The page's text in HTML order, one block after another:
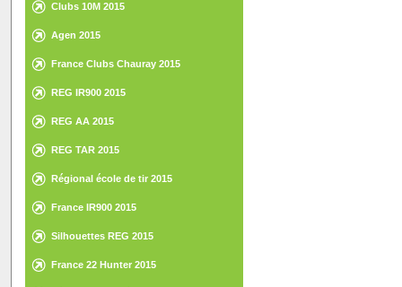
Clubs 10M 2015
Agen 2015
France Clubs Chauray 2015
REG IR900 2015
REG AA 2015
REG TAR 2015
Régional école de tir 2015
France IR900 2015
Silhouettes REG 2015
France 22 Hunter 2015